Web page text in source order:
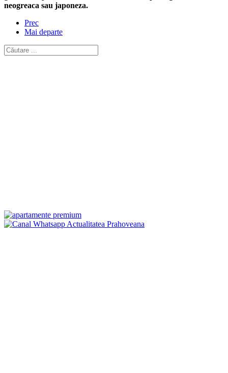
neogreaca sau japoneza.
Prec
Mai departe